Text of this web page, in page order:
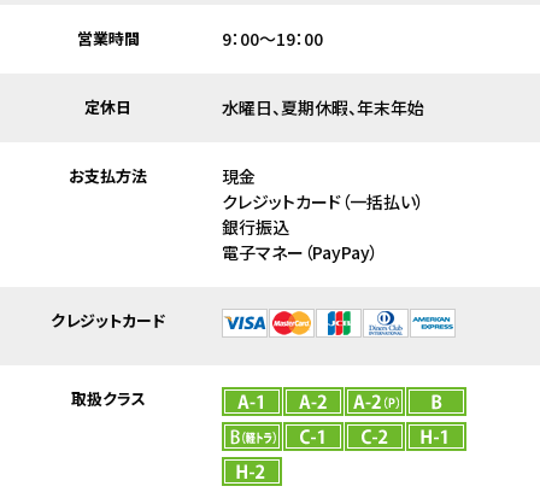
営業時間 9：00～19：00
定休日 水曜日、夏期休暇、年末年始
お支払方法
現金
クレジットカード（一括払い）
銀行振込
電子マネー（PayPay）
クレジットカード
取扱クラス